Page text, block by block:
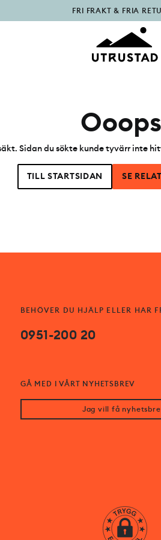
FRI FRAKT & FRIA
PÅFYLLT I OUTLET
Sidan du sökte kunde tyvärr inte
TILL STARTSIDAN SE
BEHÖVER DU HJÄLP ELLER HAR
0951-200 20
GÅ MED I VÅRT NYHETSBREV
Jag vill få